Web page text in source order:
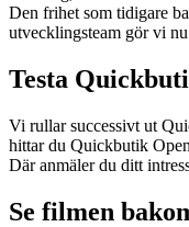
Den frihet som tidigare
utvecklingsteam gör vi
Testa
Vi rullar successivt ut
hittar du Quickbutik
Där anmäler du ditt
Se filmen